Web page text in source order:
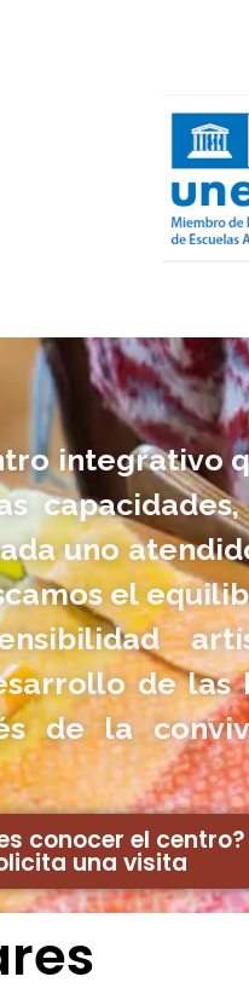
integrativo
uno
el
de las
de la
conocer el centro?
una visita